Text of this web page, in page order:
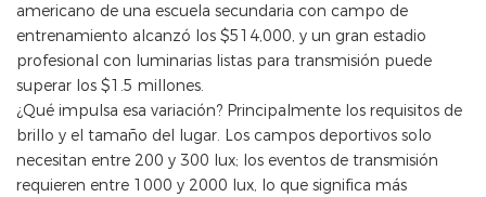
americano de una escuela secundaria con campo de
entrenamiento alcanzó los $514,000, y un gran estadio
profesional con luminarias listas para transmisión puede
superar los $1.5 millones.
¿Qué impulsa esa variación? Principalmente los requisitos de
brillo y el tamaño del lugar. Los campos deportivos solo
necesitan entre 200 y 300 lux; los eventos de transmisión
requieren entre 1000 y 2000 lux, lo que significa más